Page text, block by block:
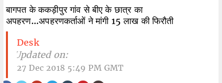
बागपत के ककड़ीपुर गांव से बीए के छात्र का
अपहरण...अपहरणकर्ताओं ने मांगी 15 लाख की फिरौती
Desk
| Updated on:
27 Dec 2018 5:49 PM GMT